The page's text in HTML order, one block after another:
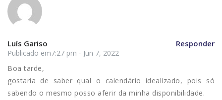
Responder
Luís Gariso
Publicado em7:27 pm - Jun 7, 2022
Boa tarde,
gostaria de saber qual o calendário idealizado, pois só
sabendo o mesmo posso aferir da minha disponibilidade.